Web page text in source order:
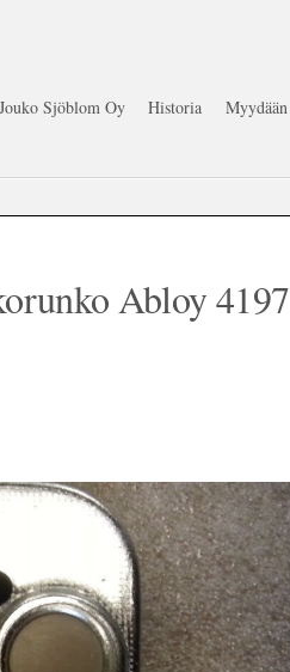
Jouko Sjöblom Oy Historia Myydään
Abloy 4197